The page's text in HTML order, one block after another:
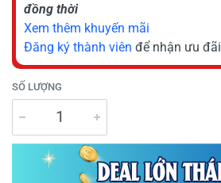
đồng thời
Xem thêm khuyến mãi
Đăng ký thành viên để nhận ưu đãi
SỐ LƯỢNG